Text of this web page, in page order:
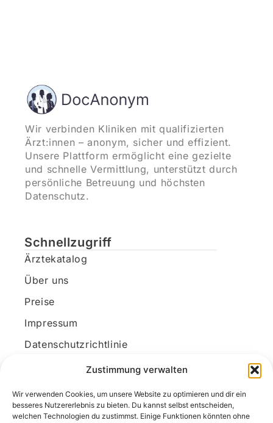
Zustimmung verwalten
Wir verwenden Cookies, um unsere Website zu optimieren und dir ein
besseres Nutzererlebnis zu bieten. Du kannst selbst entscheiden,
welchen Technologien du zustimmst. Einige Funktionen könnten ohne
Wir verbinden Kliniken mit qualifizierten
Ärzt:innen – anonym, sicher und effizient.
Unsere Plattform ermöglicht eine gezielte
und schnelle Vermittlung, unterstützt durch
persönliche Betreuung und höchsten
Datenschutz.
Schnellzugriff
Ärztekatalog
Über uns
Preise
Impressum
Datenschutzrichtlinie
Kundenkonto
Unsere Kontaktdaten
E-Mail: kontakt@docanonym.com